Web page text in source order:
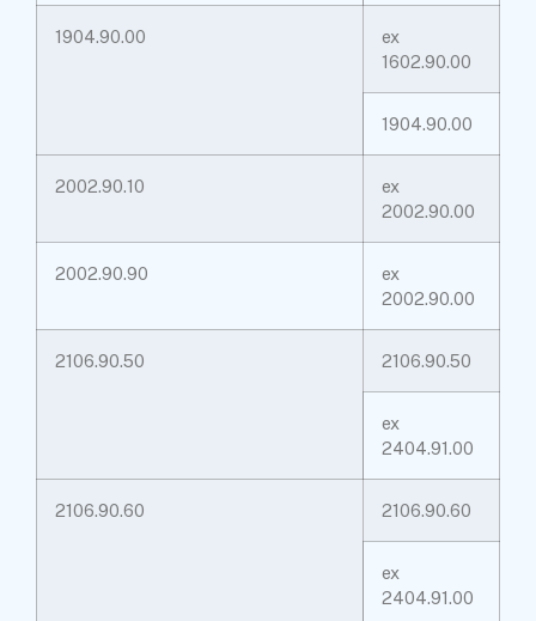
1904.90.00
ex
1602.90.00
1904.90.00
2002.90.10
ex
2002.90.00
2002.90.90
ex
2002.90.00
2106.90.50 2106.90.50
ex
2404.91.00
2106.90.60 2106.90.60
ex
2404.91.00